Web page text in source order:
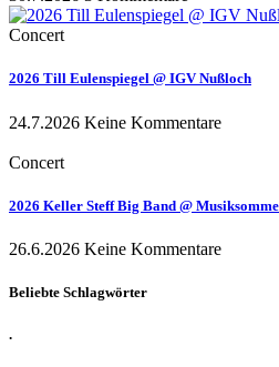
Concert
2026 Till Eulenspiegel @ IGV Nußloch
24.7.2026 Keine Kommentare
Concert
2026 Keller Steff Big Band @
26.6.2026 Keine Kommentare
Beliebte Schlagwörter
.